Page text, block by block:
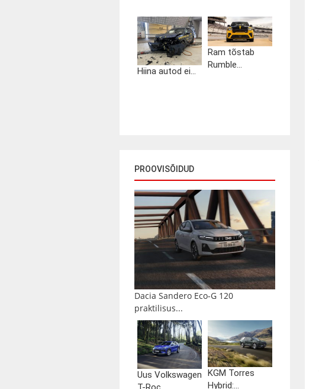
Hiina autod ei...
Ram tõstab
Rumble...
PROOVISÕIDUD
Dacia Sandero Eco-G 120
praktilisus...
Uus Volkswagen
KGM Torres
Hybrid:...